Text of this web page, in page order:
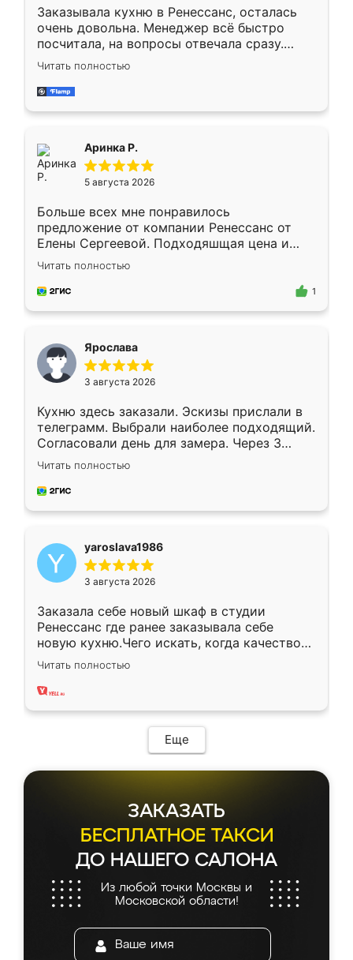
Заказывала кухню в Ренессанс, осталась
очень довольна. Менеджер всё быстро
посчитала, на вопросы отвечала сразу.
Замерщик приехал в субботу, подошёл к
делу со всей ответственностью. Собрали
за день, ребята работали аккуратно, даже
Читать полностью
Аринка Р.
5 августа 2026
Больше всех мне понравилось
предложение от компании Ренессанс от
Елены Сергеевой. Подходяшщая цена и
короткие сроки изготовления. Приехавший
для замера сотрудник Владислав
предложил по моему эскизу самый
Читать полностью
1
Ярослава
3 августа 2026
Кухню здесь заказали. Эскизы прислали в
телеграмм. Выбрали наиболее подходящий.
Согласовали день для замера. Через 3
недели кухня была уже готова. Остались
довольны работой. Спасибо Ренессанс
мебель за качественную работу!
Читать полностью
yaroslava1986
3 августа 2026
Заказала себе новый шкаф в студии
Ренессанс где ранее заказывала себе
новую кухню.Чего искать, когда качеством
вполне довольна. Служит кухня уже почти
два года, нареканий нет.
Читать полностью
Еще
ЗАКАЗАТЬ
БЕСПЛАТНОЕ ТАКСИ
ДО НАШЕГО САЛОНА
Из любой точки Москвы и
Московской области!